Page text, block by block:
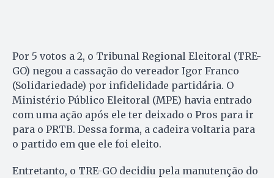
Por 5 votos a 2, o Tribunal Regional Eleitoral (TRE-
GO) negou a cassação do vereador Igor Franco
(Solidariedade) por infidelidade partidária. O
Ministério Público Eleitoral (MPE) havia entrado
com uma ação após ele ter deixado o Pros para ir
para o PRTB. Dessa forma, a cadeira voltaria para
o partido em que ele foi eleito.
Entretanto, o TRE-GO decidiu pela manutenção do